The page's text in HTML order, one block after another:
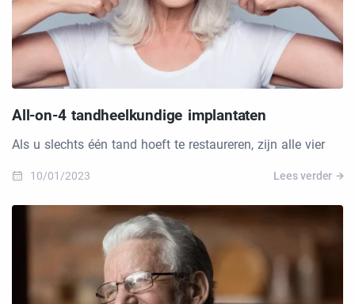
All-on-4 tandheelkundige implantaten
Als u slechts één tand hoeft te restaureren, zijn alle vier
10/01/2023 Lees verder